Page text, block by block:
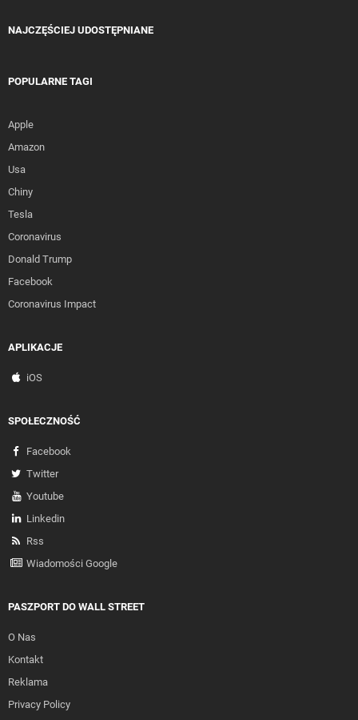
NAJCZĘŚCIEJ UDOSTĘPNIANE
POPULARNE TAGI
Apple
Amazon
Usa
Chiny
Tesla
Coronavirus
Donald Trump
Facebook
Coronavirus Impact
APLIKACJE
iOS
SPOŁECZNOŚĆ
Facebook
Twitter
Youtube
Linkedin
Rss
Wiadomości Google
PASZPORT DO WALL STREET
O Nas
Kontakt
Reklama
Privacy Policy